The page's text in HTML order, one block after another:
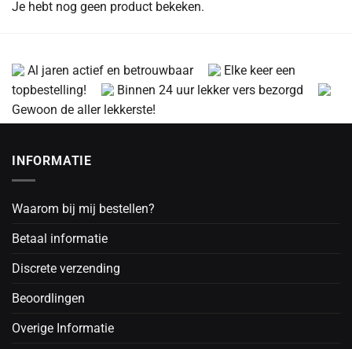
Je hebt nog geen product bekeken.
Al jaren actief en betrouwbaar
Elke keer een
topbestelling!
Binnen 24 uur lekker vers bezorgd
Gewoon de aller lekkerste!
INFORMATIE
Waarom bij mij bestellen?
Betaal informatie
Discrete verzending
Beoordlingen
Overige Informatie